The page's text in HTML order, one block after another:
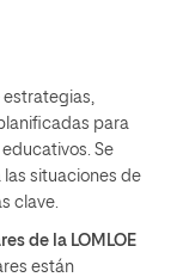
para
Se
situaciones de
clave.
de la LOMLOE
están